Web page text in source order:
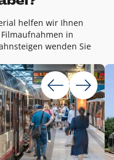
helfen wir Ihnen
in
wenden Sie